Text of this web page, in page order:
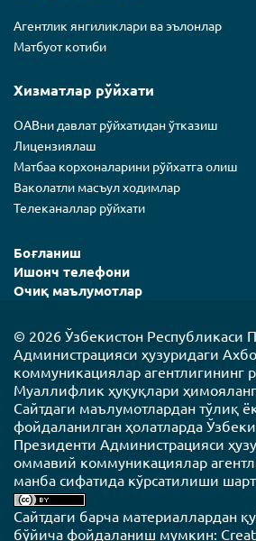
Агентлик янгиликлари ва эълонлар
Матбуот котиби
Хизматлар рўйхати
ОАВни давлат рўйхатидан ўтказиш
Лицензиялаш
Матбаа корхоналарини рўйхатга олиш
Ваколатли масъул ходимлар
Телеканаллар рўйхати
Боғланиш
Ишонч телефони
Очиқ маълумотлар
© 2026 Ўзбекистон Республикаси
Администрацияси ҳузуридаги
коммуникациялар агентлигининг
Муаллифлик ҳуқуқлари
Сайтдаги маълумотлардан тўлиқ
фойдаланилган ҳолатларда
Президенти Администрацияси
оммавий коммуникациялар
манба сифатида кўрсатилиши шарт
Сайтдаги барча материаллардан
бўйича фойдаланиш мумкин: